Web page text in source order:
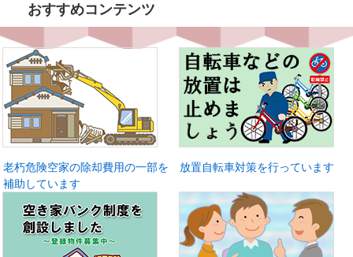
おすすめコンテンツ
老朽危険空家の除却費用の一部を
補助しています
放置自転車対策を行っています